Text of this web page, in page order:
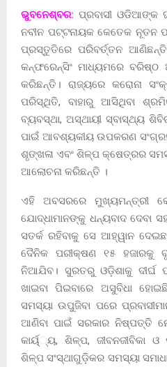
ଭୁ‌ବନେଶ୍ବର: ପ୍ରବାସୀ ଓଡିଆଙ୍କ
ନବୀନ ପଟ୍ଟନାୟକ କେତେକ ନୂତନ
ପ୍ରସ୍ତୁତିରେ ପରିବର୍ତ୍ତନ
କନ୍‌ଫରେନ୍ସିଂ ମାଧ୍ୟମରେ ବରିଷ୍ଠ
କରିଛନ୍ତି। ରାଜ୍ୟରେ କରୋନା
ପରିସ୍ଥିତି, ବାହାରୁ ଆସିଥିବା
ବ୍ୟବସ୍ଥା, ଅସ୍ଥାୟୀ ସ୍ବାସ୍ଥ୍ୟ
ପାଇଁ ଆବଶ୍ୟକୀୟ ଉପକରଣ
ଶୃଙ୍ଖଳା ଏବଂ ଶିଳ୍ପ କ୍ଷେତ୍ରର
ଆଲୋଚନା କରିଛନ୍ତି ।
ଏହି ଅବସରରେ ମୁଖ୍ୟମନ୍ତ୍ରୀ
ଯୋଦ୍ଧାମାନଙ୍କୁ ଧନ୍ୟବାଦ ଦେବା
ସତର୍କ ରହିବାକୁ ସେ ଆହ୍ୱାନ
ଦୈନିକ ପରୀକ୍ଷଣ ୧୫ ହଜାରକୁ
ନିଆଯିବ। ସୁରତରୁ ଓଡ଼ିଶାକୁ ଦୀର୍ଘ
ଖାଇବା ପିଇବାରେ ଅସୁବିଧା
ସମସ୍ୟା ଉପୁଜିବା ପରେ
ଆଣିବା ପାଇଁ ସରକାର ନିଷ୍ପତ୍ତି
କାର୍ୟ୍୍ୟ, ଶିଳ୍ପ, ଜୀବନଜୀବିକା
ଶିଳ୍ପ ସଂସ୍ଥାଗୁଡ଼ିକର ସମସ୍ୟା